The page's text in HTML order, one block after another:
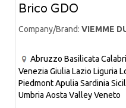
Brico GDO
Company/Brand: VIEMME
Abruzzo Basilicata
Venezia Giulia Lazio Liguria
PiedmontApulia Sardinia
Umbria Aosta ValleyVeneto